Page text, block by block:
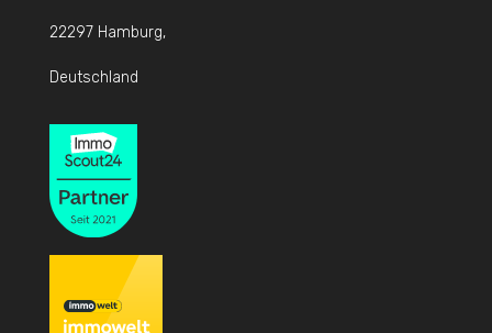
22297 Hamburg,
Deutschland